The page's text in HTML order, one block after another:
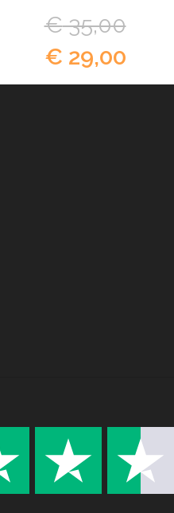
€35,00
€ 29,00